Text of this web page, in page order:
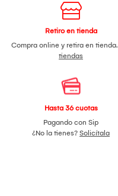
Retiro en tienda
Compra online y retira en tienda.
tiendas
Hasta 36 cuotas
Pagando con Sip
¿No la tienes? Solicítala